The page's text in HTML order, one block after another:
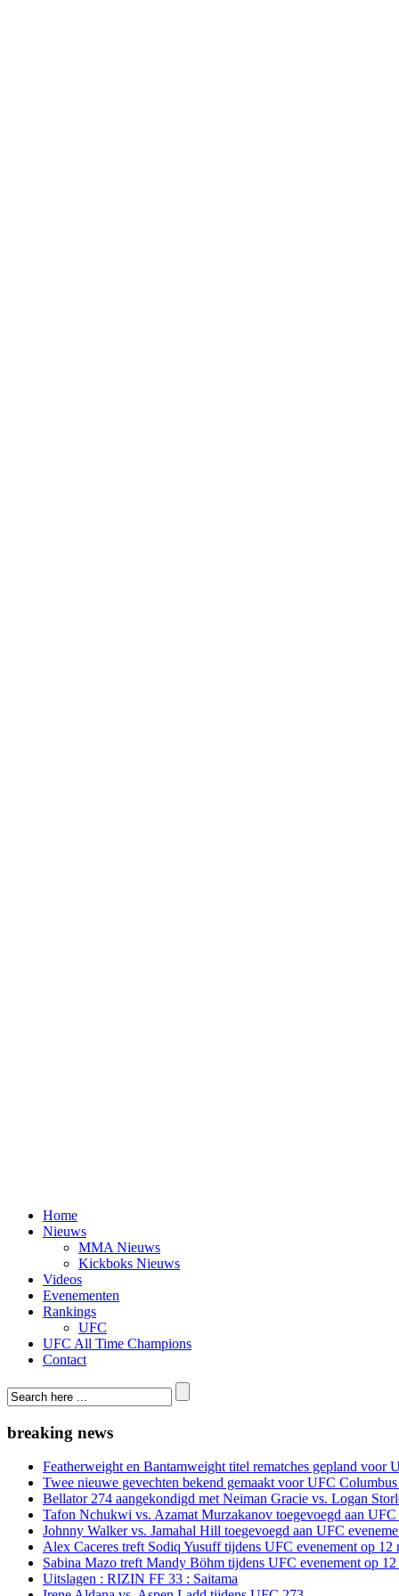
Home
Nieuws
MMA Nieuws
Kickboks Nieuws
Videos
Evenementen
Rankings
UFC
UFC All Time Champions
Contact
breaking news
Featherweight en Bantamweight titel rematches gepland voor
Twee nieuwe gevechten bekend gemaakt voor UFC
Bellator 274 aangekondigd met Neiman Gracie vs. Logan
Tafon Nchukwi vs. Azamat Murzakanov toegevoegd aan UFC
Johnny Walker vs. Jamahal Hill toegevoegd aan UFC
Alex Caceres treft Sodiq Yusuff tijdens UFC evenement op 12
Sabina Mazo treft Mandy Böhm tijdens UFC evenement op 12
Uitslagen : RIZIN FF 33 : Saitama